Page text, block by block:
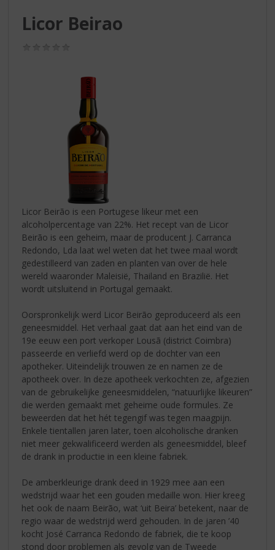
Licor Beirao
Licor Beirão is een Portugese likeur met een
alcoholpercentage van 22%. Het recept van de Licor
Beirão is een geheim, maar de producent J. Carranca
Redondo, Lda laat wel weten dat het twee maal wordt
gedestilleerd van zaden en planten van over de hele
wereld waaronder Maleisië, Thailand en Brazilië. Het
wordt uitsluitend in Portugal gemaakt.
Oorspronkelijk werd Licor Beirão geproduceerd als een
geneesmiddel. Het verhaal gaat dat aan het eind van de
19e eeuw een port verkoper Lousã (district Coimbra)
passeerde en verliefd werd op de dochter van een
apotheker. Uiteindelijk trouwen ze en namen ze de
apotheek over. In deze apotheek verkochten ze, afgezien
van de gebruikelijke geneesmiddelen, “natuurlijke likeuren”
die werden gemaakt met geheime oude formules. Ze
beweerden dat het hét tegengif was tegen maagpijn.
Enkele tientallen jaren later, toen alcoholische dranken
niet meer gekwalificeerd werden als geneesmiddel, bleef
de drank in productie in een kleine fabriek.
De amberkleurige drank deed in 1929 mee aan een
wedstrijd waar het een gouden medaille won. Hier kreeg
het ook de naam Beirão, wat ‘uit Beira’ betekent, naar de
regio waar de wedstrijd werd gehouden. In de jaren ’40
kocht José Carranca Redondo de fabriek, die te koop
stond door problemen als gevolg van de Tweede